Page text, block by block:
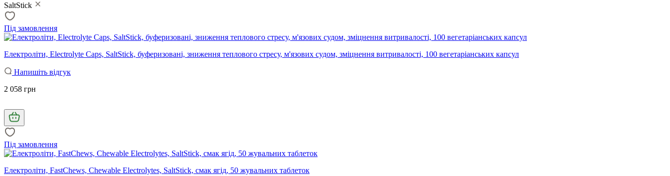
SaltStick
Під замовлення
Електроліти, Electrolyte Caps, SaltStick, буферизовані, зниження теплового стресу, м'язових судом, зміцнення витривалості, 100 вегетаріанських капсул
Напишіть відгук
2 058 грн
Під замовлення
Електроліти, FastChews, Chewable Electrolytes, SaltStick, смак ягід, 50 жувальних таблеток